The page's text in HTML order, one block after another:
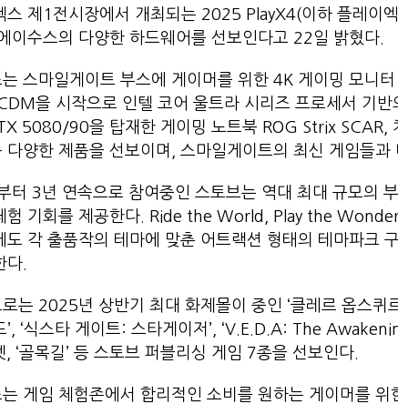
스 제1전시장에서 개최되는 2025 PlayX4(이하 플레이
이수스의 다양한 하드웨어를 선보인다고 22일 밝혔다.
는 스마일게이트 부스에 게이머를 위한 4K 게이밍 모니
을 시작으로 인텔 코어 울트라 시리즈 프로세서 기반
5080/90을 탑재한 게이밍 노트북 ROG Strix SCAR,
다양한 제품을 선보이며, 스마일게이트의 최신 게임들과
터 3년 연속으로 참여중인 스토브는 역대 최대 규모의
험 기회를 제공한다. Ride the World, Play the
도 각 출품작의 테마에 맞춘 어트랙션 형태의 테마파크
다.
는 2025년 상반기 최대 화제몰이 중인 ‘클레르 옵스퀴
’, ‘식스타 게이트: 스타게이저’, ‘V.E.D.A: The
, ‘골목길’ 등 스토브 퍼블리싱 게임 7종을 선보인다.
는 게임 체험존에서 합리적인 소비를 원하는 게이머를